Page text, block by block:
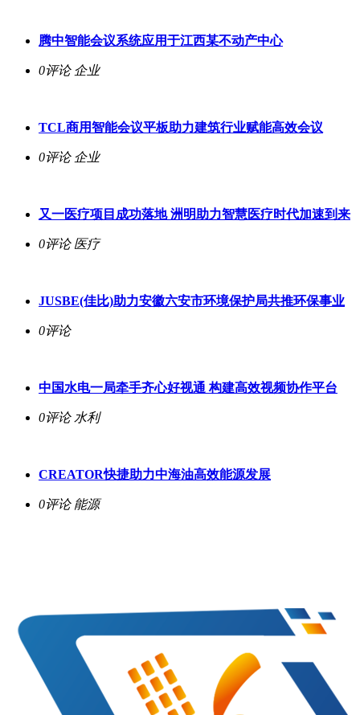
腾中智能会议系统应用于江西某不动产中心
0评论企业
TCL商用智能会议平板助力建筑行业赋能高效会议
0评论企业
又一医疗项目成功落地 洲明助力智慧医疗时代加速到来
0评论医疗
JUSBE(佳比)助力安徽六安市环境保护局共推环保事业
0评论
中国水电一局牵手齐心好视通 构建高效视频协作平台
0评论水利
CREATOR快捷助力中海油高效能源发展
0评论能源